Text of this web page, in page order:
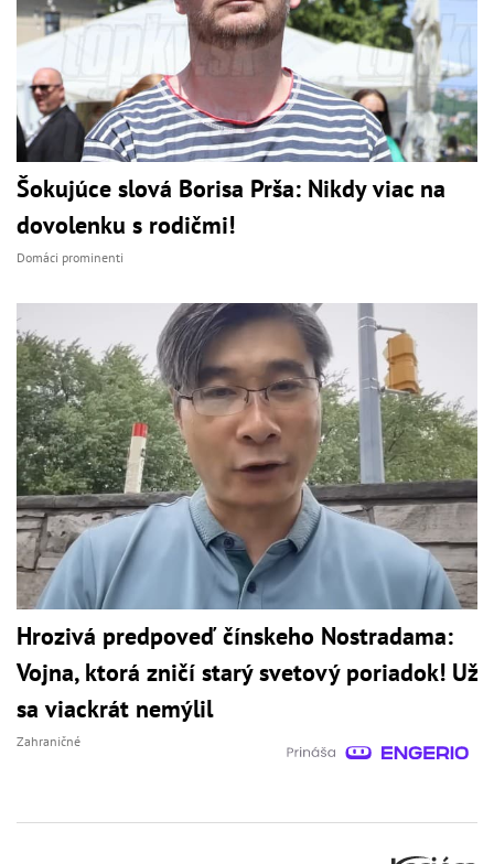
Šokujúce slová Borisa Prša: Nikdy viac na
dovolenku s rodičmi!
Domáci prominenti
Hrozivá predpoveď čínskeho Nostradama:
Vojna, ktorá zničí starý svetový poriadok! Už
sa viackrát nemýlil
Zahraničné